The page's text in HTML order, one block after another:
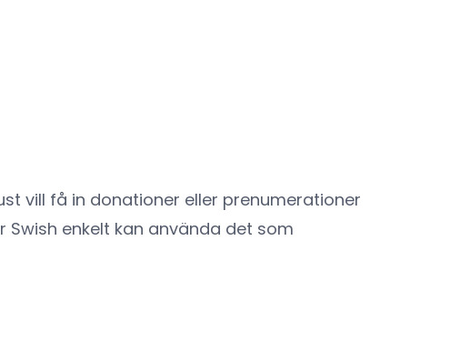
vill få in donationer eller prenumerationer
enkelt kan använda det som